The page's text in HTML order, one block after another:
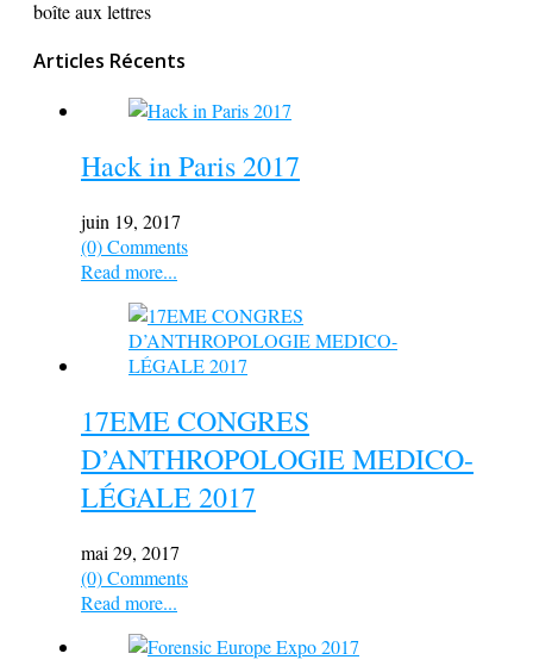
boîte aux lettres
Articles Récents
Hack in Paris 2017
juin 19, 2017
(0) Comments
Read more...
17EME CONGRES
D’ANTHROPOLOGIE MEDICO-
LÉGALE 2017
mai 29, 2017
(0) Comments
Read more...